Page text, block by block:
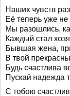
Наших чувств
Её теперь уже не
Мы разошлись,
Каждый стал
Бывшая жена,
В твой
Будь счастлива
Пускай надежда
С тобою